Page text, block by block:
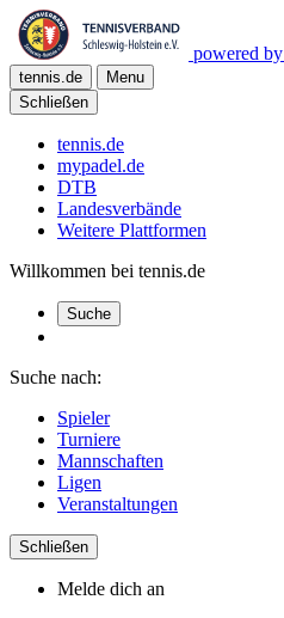
powered by
tennis.de
Menu
Schließen
tennis.de
mypadel.de
DTB
Landesverbände
Weitere Plattformen
Willkommen bei tennis.de
Suche
Suche nach:
Spieler
Turniere
Mannschaften
Ligen
Veranstaltungen
Schließen
Melde dich an